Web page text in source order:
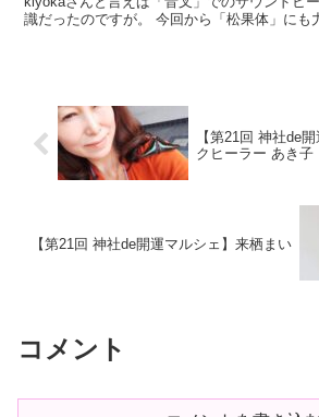
識だったのですが。 今回から「松果体」にも
【第21回 神社de
クヒーラー あき子
【第21回 神社de開運マルシェ】来栖まい
コメント